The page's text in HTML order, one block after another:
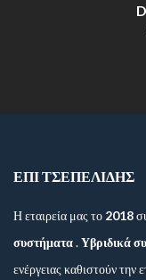
ΕΠΙ ΤΣΕΠΕΛΙΔΗΣ
Η εταιρεία μας το 2018
συστήματα.Υβριδικά
ενέργειας καθιστούν την